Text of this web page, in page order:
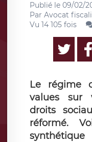
Publié le 09/02/
Par Avocat
Vu 14 105 fois
Le régime
values sur
droits
réformé.